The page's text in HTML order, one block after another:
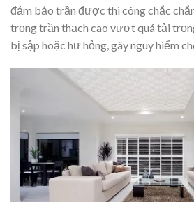
đảm bảo trần được thi công chắc
trọng trần thạch cao vượt quá tải
bị sập hoặc hư hỏng, gây nguy hiểm